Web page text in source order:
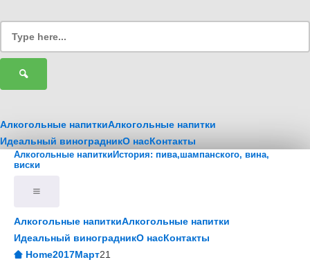
Алкогольные напиткиАлкогольные напитки
Идеальный виноградникО насКонтакты
Алкогольные напиткиИстория: пива,шампанского, вина,
виски
Алкогольные напиткиАлкогольные напитки
Идеальный виноградникО насКонтакты
Home2017Март21